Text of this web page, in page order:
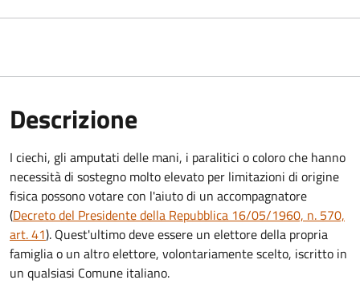
Descrizione
I ciechi, gli amputati delle mani, i paralitici o coloro che hanno
necessità di sostegno molto elevato per limitazioni di origine
fisica possono votare con l'aiuto di un accompagnatore
(Decreto del Presidente della Repubblica 16/05/1960, n. 570,
art. 41). Quest'ultimo deve essere un elettore della propria
famiglia o un altro elettore, volontariamente scelto, iscritto in
un qualsiasi Comune italiano.